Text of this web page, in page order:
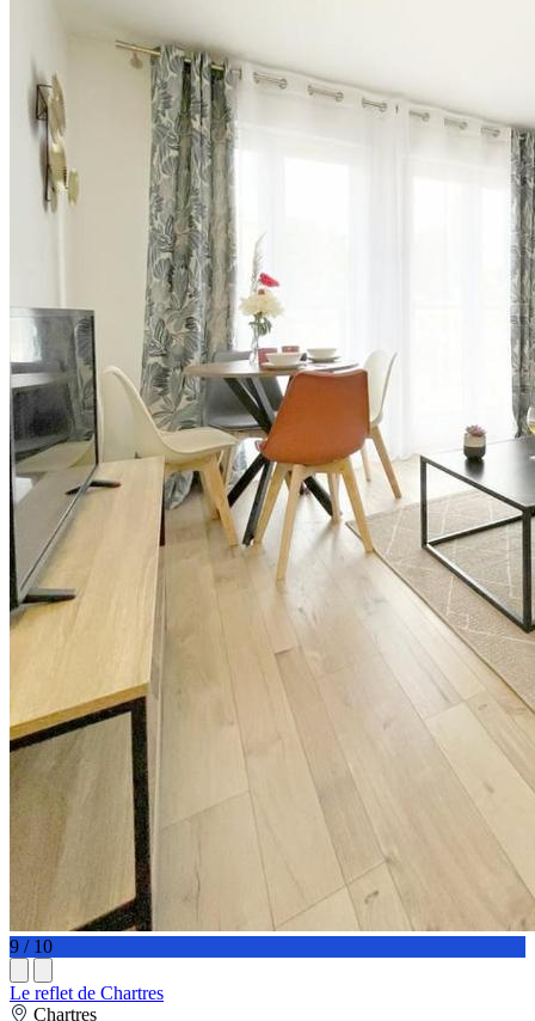
9 / 10
Le reflet de Chartres
Chartres